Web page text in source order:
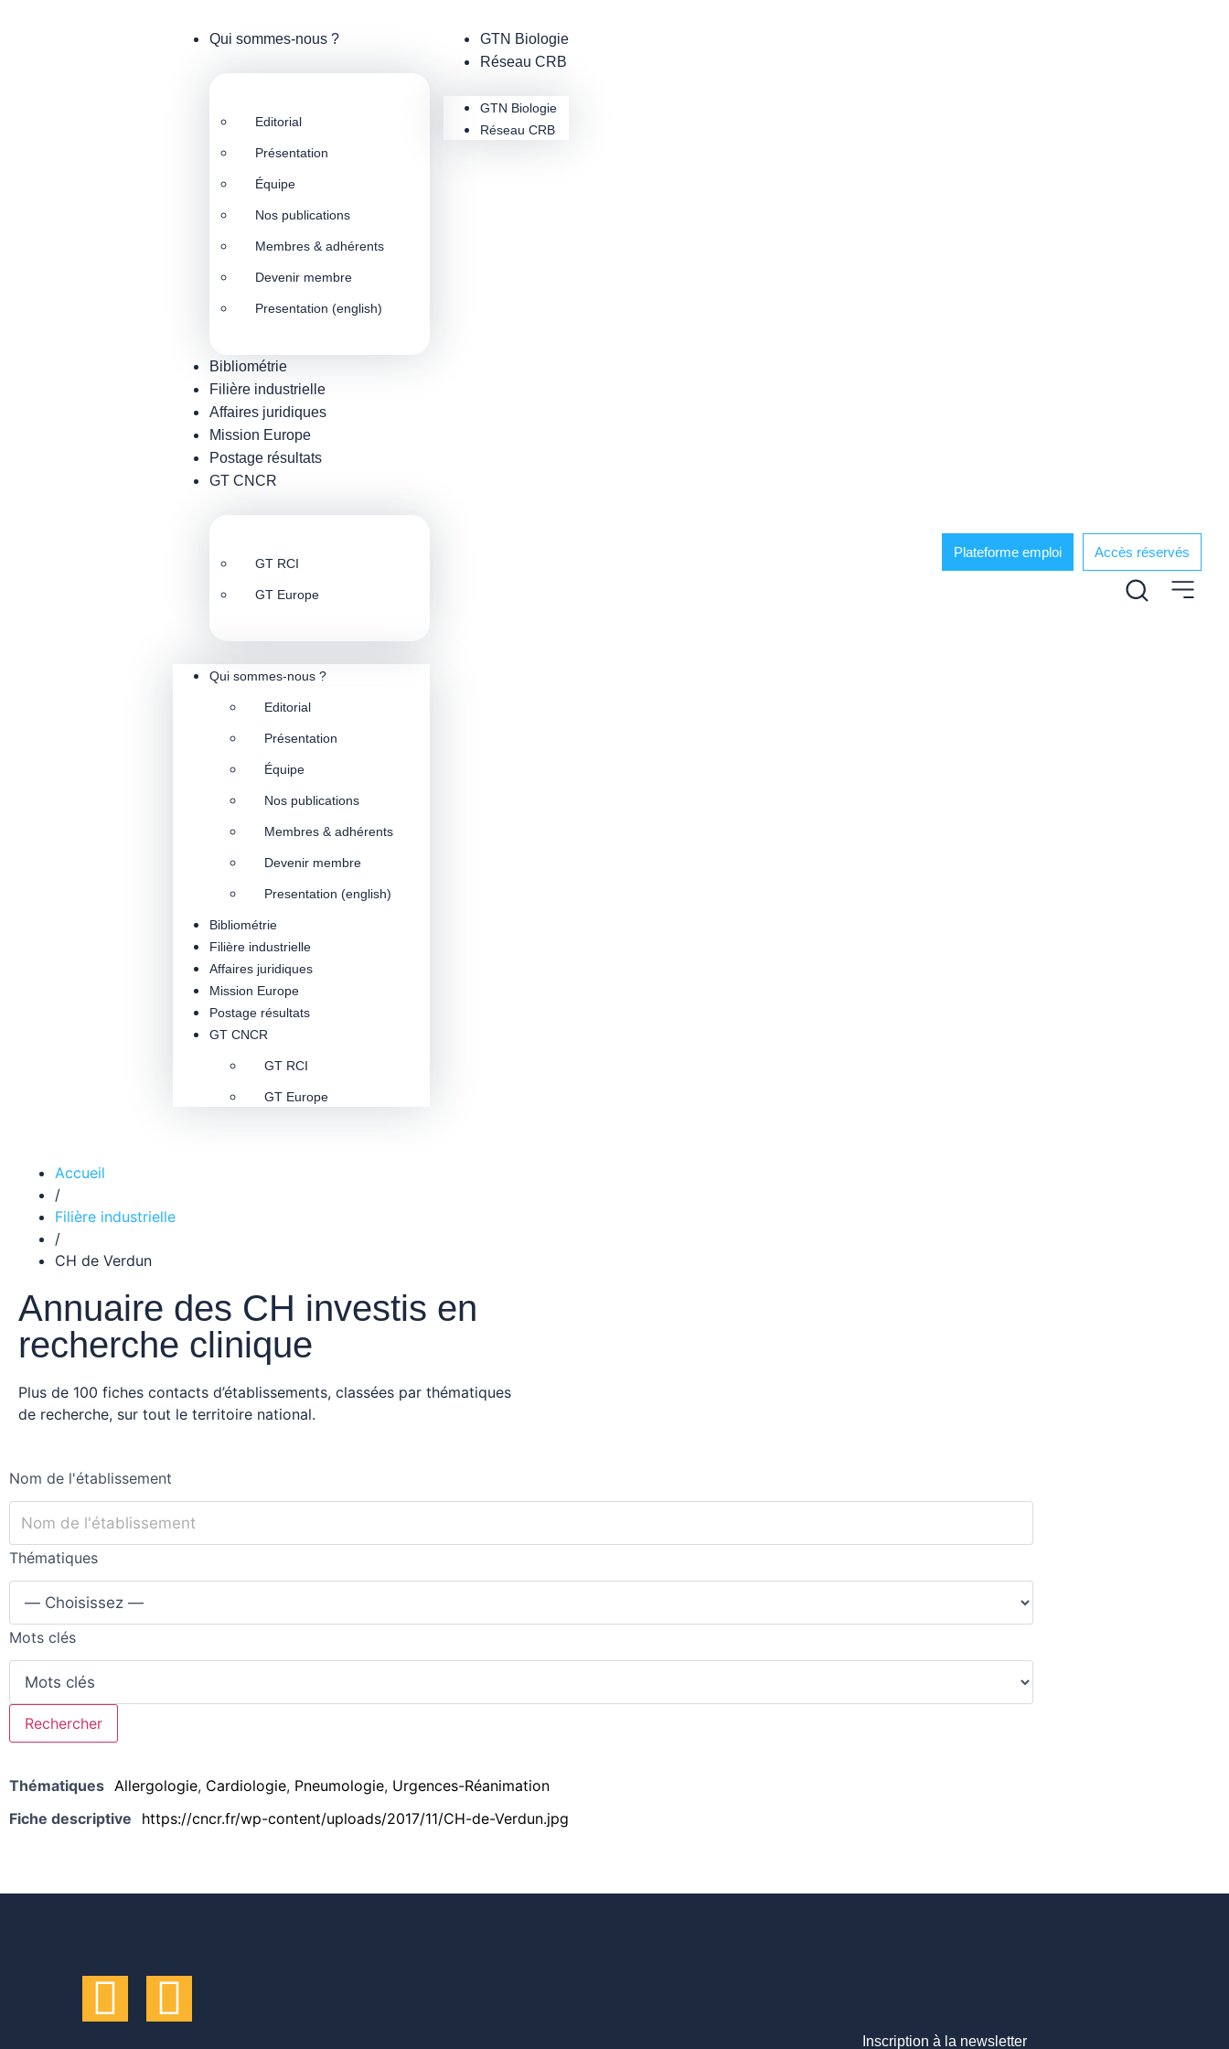
Qui sommes-nous ?
Editorial
Présentation
Équipe
Nos publications
Membres & adhérents
Devenir membre
Presentation (english)
Bibliométrie
Filière industrielle
Affaires juridiques
Mission Europe
Postage résultats
GT CNCR
GT RCI
GT Europe
Qui sommes-nous ?
Editorial
Présentation
Équipe
Nos publications
Membres & adhérents
Devenir membre
Presentation (english)
Bibliométrie
Filière industrielle
Affaires juridiques
Mission Europe
Postage résultats
GT CNCR
GT RCI
GT Europe
GTN Biologie
Réseau CRB
GTN Biologie
Réseau CRB
Plateforme emploi Accès réservés
Accueil
/
Filière industrielle
/
CH de Verdun
Annuaire des CH investis en
recherche clinique
Plus de 100 fiches contacts d’établissements, classées par thématiques
de recherche, sur tout le territoire national.
Nom de l'établissement
Thématiques
Mots clés
Thématiques Allergologie, Cardiologie, Pneumologie, Urgences-Réanimation
Fiche descriptive
https://cncr.fr/wp-content/uploads/2017/11/CH-de-Verdun.jpg
Inscription à la newsletter